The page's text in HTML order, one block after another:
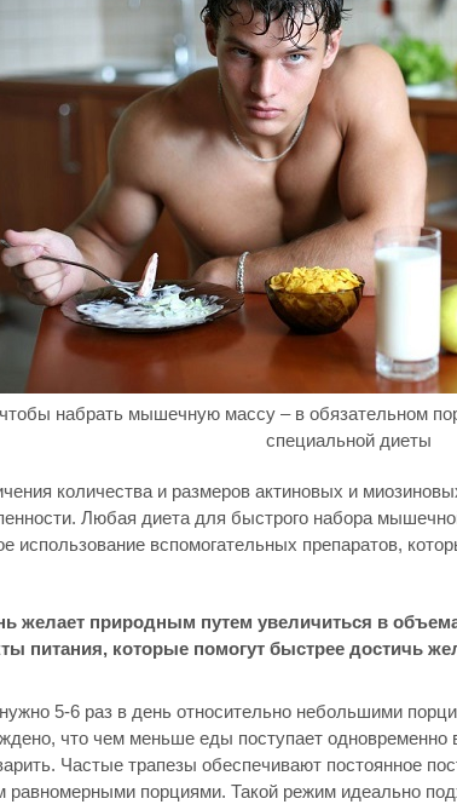
чтобы набрать мышечную массу – в обязательном
специальной диеты
количества и размеров актиновых и
Любая диета для быстрого набора
использование вспомогательных препаратов,
желает природным путем увеличиться в
питания, которые помогут быстрее достичь
5-6 раз в день относительно небольшими
что чем меньше еды поступает одновременно
Частые трапезы обеспечивают постоянное
равномерными порциями. Такой режим идеально